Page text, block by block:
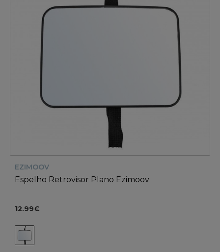
EZIMOOV
Espelho Retrovisor Plano Ezimoov
12.99€